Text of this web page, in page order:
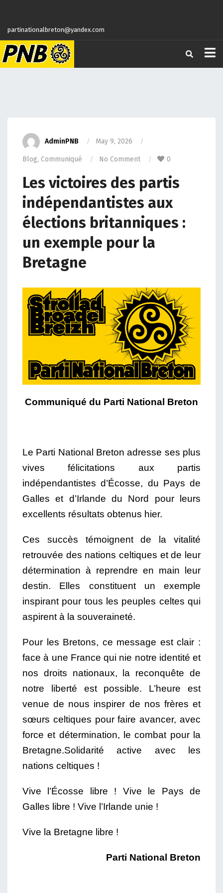
partinationalbreton@yandex.com
AdminPNB May 9, 2026
Blog, Communiqué No Comment 0
Les victoires des partis
indépendantistes aux
élections britanniques :
un exemple pour la
Bretagne
Communiqué du Parti National Breton
Le Parti National Breton adresse ses plus
vives félicitations aux partis
indépendantistes d’Écosse, du Pays de
Galles et d’Irlande du Nord pour leurs
excellents résultats obtenus hier.
Ces succès témoignent de la vitalité
retrouvée des nations celtiques et de leur
détermination à reprendre en main leur
destin. Elles constituent un exemple
inspirant pour tous les peuples celtes qui
aspirent à la souveraineté.
Pour les Bretons, ce message est clair :
face à une France qui nie notre identité et
nos droits nationaux, la reconquête de
notre liberté est possible. L’heure est
venue de nous inspirer de nos frères et
sœurs celtiques pour faire avancer, avec
force et détermination, le combat pour la
Bretagne.Solidarité active avec les
nations celtiques !
Vive l’Écosse libre ! Vive le Pays de
Galles libre ! Vive l’Irlande unie !
Vive la Bretagne libre !
Parti National Breton